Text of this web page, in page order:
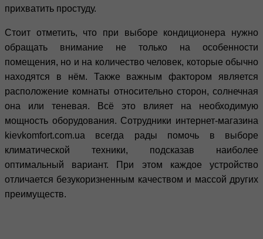
прихватить простуду.
Стоит отметить, что при выборе кондиционера нужно
обращать внимание не только на особенности
помещения, но и на количество человек, которые обычно
находятся в нём. Также важным фактором является
расположение комнаты относительно сторон, солнечная
она или теневая. Всё это влияет на необходимую
мощность оборудования. Сотрудники интернет-магазина
kievkomfort.com.ua всегда рады помочь в выборе
климатической техники, подсказав наиболее
оптимальный вариант. При этом каждое устройство
отличается безукоризненным качеством и массой других
преимуществ.